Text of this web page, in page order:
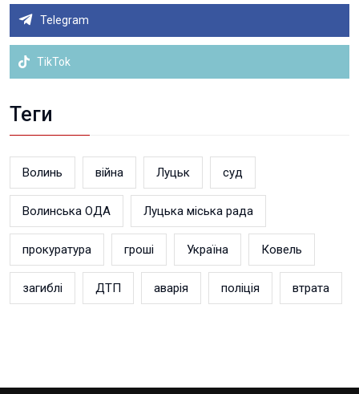
Telegram
TikTok
Теги
Волинь війна Луцьк суд
Волинська ОДА Луцька міська рада
прокуратура гроші Україна Ковель
загиблі ДТП аварія поліція втрата